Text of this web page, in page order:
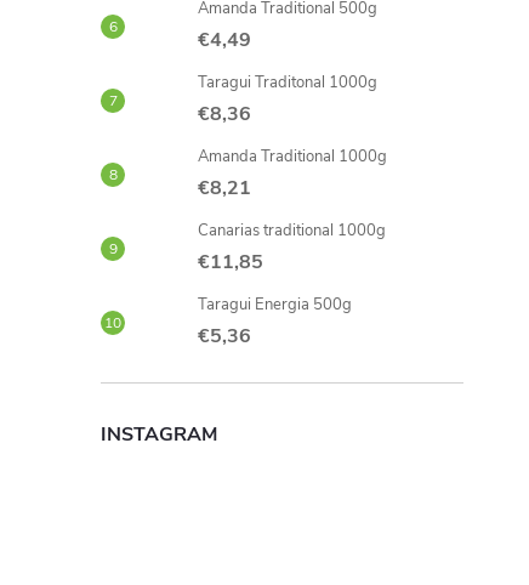
Amanda Traditional 500g
€4,49
Taragui Traditonal 1000g
€8,36
Amanda Traditional 1000g
€8,21
Canarias traditional 1000g
€11,85
Taragui Energia 500g
€5,36
INSTAGRAM